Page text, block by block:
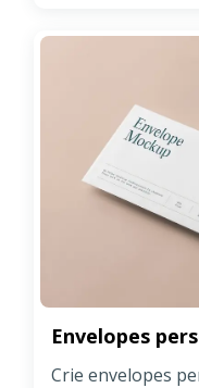
Envelopes
Crie envelopes